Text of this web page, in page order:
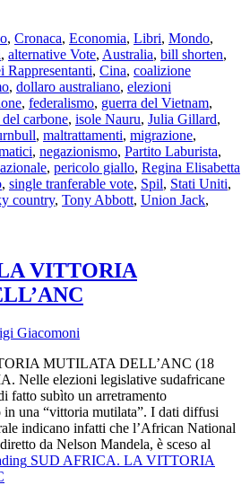
, Cronaca, Economia, Libri, Mondo,
, alternative Vote, Australia, bill shorten,
Rappresentanti, Cina, coalizione
, dollaro australiano, elezioni
, federalismo, guerra del Vietnam,
carbone, isole Nauru, Julia Gillard,
, maltrattamenti, migrazione,
, negazionismo, Partito Laburista,
, pericolo giallo, Regina Elisabetta
, single tranferable vote, Spil, Stati Uniti,
country, Tony Abbott, Union Jack,
VITTORIA
Giacomoni
MUTILATA DELL’ANC (18
Nelle elezioni legislative sudafricane
fatto subìto un arretramento
in una “vittoria mutilata”. I dati diffusi
indicano infatti che l’African National
da Nelson Mandela, è sceso al
SUD AFRICA. LA VITTORIA